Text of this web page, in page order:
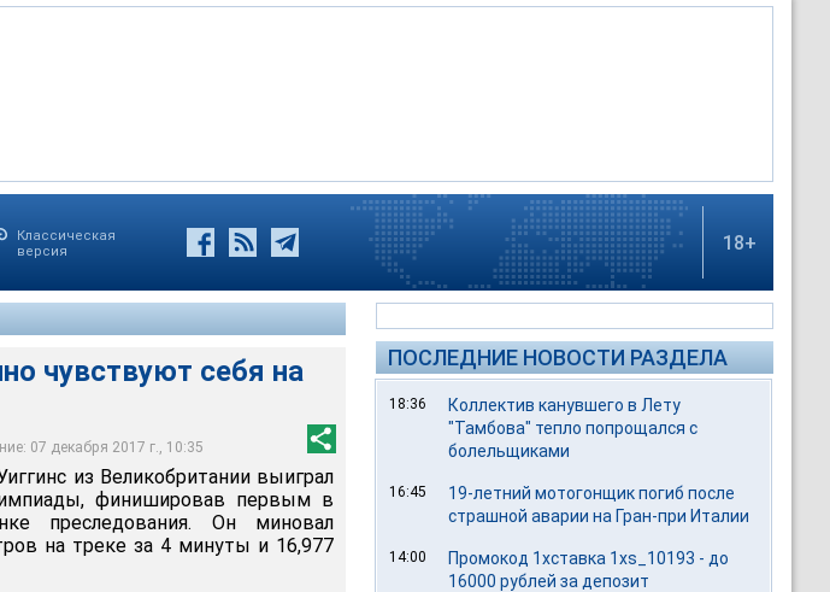
Классическая
версия
18+
чувствуют себя на
07 декабря 2017 г., 10:35
золотую медаль
гонке преследования
из Великобритании выиграл
финишировав первым в
преследования. Он миновал
на треке за 4 минуты и 16,977
ПОСЛЕДНИЕ НОВОСТИ РАЗДЕЛА
18:36
Коллектив канувшего в Лету
"Тамбова" тепло попрощался с
болельщиками
16:45
19-летний мотогонщик погиб после
страшной аварии на Гран-при Италии
14:00
Промокод 1хставка 1xs_10193 - до
16000 рублей за депозит